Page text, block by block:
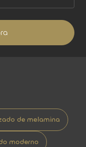
de melamina
moderno